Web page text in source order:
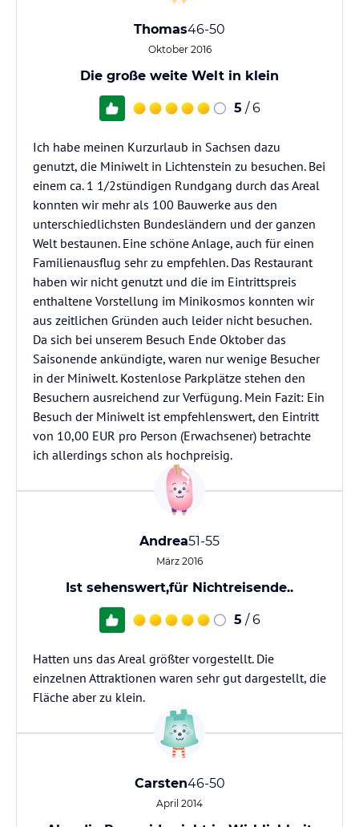
Thomas46-50
Oktober 2016
Die große weite Welt in klein
5 / 6
Ich habe meinen Kurzurlaub in Sachsen dazu
genutzt, die Miniwelt in Lichtenstein zu besuchen. Bei
einem ca. 1 1/2stündigen Rundgang durch das Areal
konnten wir mehr als 100 Bauwerke aus den
unterschiedlichsten Bundesländern und der ganzen
Welt bestaunen. Eine schöne Anlage, auch für einen
Familienausflug sehr zu empfehlen. Das Restaurant
haben wir nicht genutzt und die im Eintrittspreis
enthaltene Vorstellung im Minikosmos konnten wir
aus zeitlichen Gründen auch leider nicht besuchen.
Da sich bei unserem Besuch Ende Oktober das
Saisonende ankündigte, waren nur wenige Besucher
in der Miniwelt. Kostenlose Parkplätze stehen den
Besuchern ausreichend zur Verfügung. Mein Fazit: Ein
Besuch der Miniwelt ist empfehlenswert, den Eintritt
von 10,00 EUR pro Person (Erwachsener) betrachte
ich allerdings schon als hochpreisig.
Andrea51-55
März 2016
Ist sehenswert,für Nichtreisende..
5 / 6
Hatten uns das Areal größter vorgestellt. Die
einzelnen Attraktionen waren sehr gut dargestellt, die
Fläche aber zu klein.
Carsten46-50
April 2014